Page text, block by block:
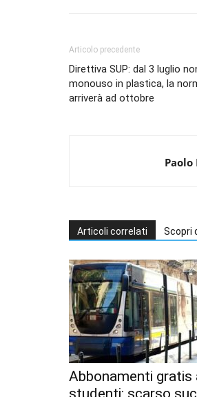
Articolo precedente
Direttiva SUP: dal 3 luglio
monouso in plastica, la
arriverà ad ottobre
Articoli correlati Scopri
Abbonamenti gratis
studenti: scarso